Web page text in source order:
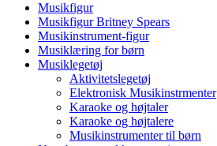
Musikfigur
Musikfigur Britney Spears
Musikinstrument-figur
Musiklæring for børn
Musiklegetøj
Aktivitetslegetøj
Elektronisk Musikinstrmenter
Karaoke og højtaler
Karaoke og højtalere
Musikinstrumenter til børn